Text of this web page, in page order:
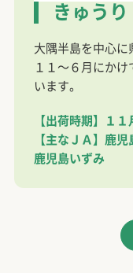
きゅうり
大隅半島を中心に
１１～６月にか
います。
【出荷時期】１１
【主なＪＡ】鹿
鹿児島いずみ